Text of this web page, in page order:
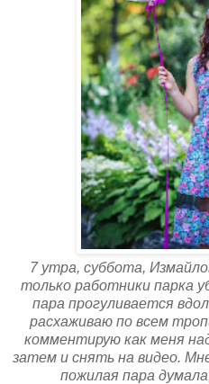
7 утра, суббота,
только работники парка
пара прогуливается
расхаживаю по всем
комментирую как меня
затем и снять на видео.
пожилая пара